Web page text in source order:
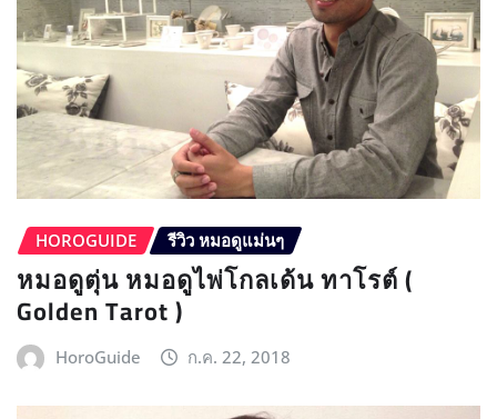
HOROGUIDE รีวิว หมอดูแม่นๆ
หมอดูตุ่น หมอดูไพ่โกลเด้น ทาโรต์ (
Golden Tarot )
HoroGuide ก.ค. 22, 2018